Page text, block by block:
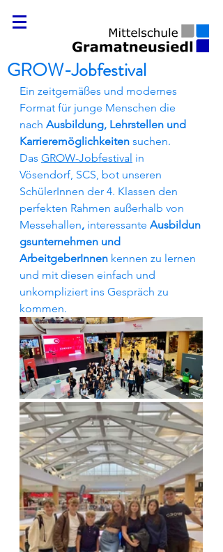
GROW-Jobfestival
Ein zeitgemäßes und modernes
Format für junge Menschen die
nach Ausbildung, Lehrstellen und
Karrieremöglichkeiten suchen.
Das GROW-Jobfestival in
Vösendorf, SCS, bot unseren
SchülerInnen der 4. Klassen den
perfekten Rahmen außerhalb von
Messehallen, interessante Ausbildun
gsunternehmen und
ArbeitgeberInnen kennen zu lernen
und mit diesen einfach und
unkompliziert ins Gespräch zu
kommen.